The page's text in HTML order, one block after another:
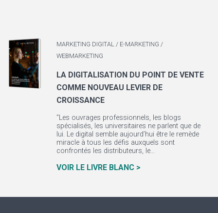
MARKETING DIGITAL / E-MARKETING /
WEBMARKETING
LA DIGITALISATION DU POINT DE VENTE
COMME NOUVEAU LEVIER DE
CROISSANCE
"Les ouvrages professionnels, les blogs
spécialisés, les universitaires ne parlent que de
lui. Le digital semble aujourd’hui être le remède
miracle à tous les défis auxquels sont
confrontés les distributeurs, le...
VOIR LE LIVRE BLANC >